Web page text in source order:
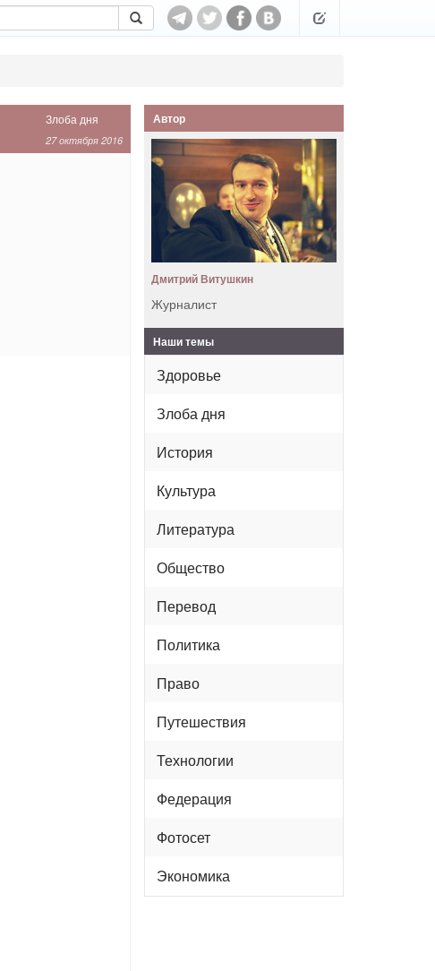
Злоба дня
27 октября 2016
Автор
Дмитрий Витушкин
Журналист
Наши темы
Здоровье
Злоба дня
История
Культура
Литература
Общество
Перевод
Политика
Право
Путешествия
Технологии
Федерация
Фотосет
Экономика